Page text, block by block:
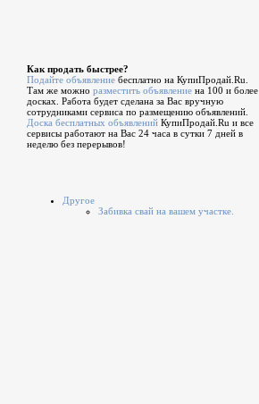
Как продать быстрее?
Подайте объявление бесплатно на КупиПродай.Ru.
Там же можно разместить объявление на 100 и более
досках. Работа будет сделана за Вас вручную
сотрудниками сервиса по размещению объявлений.
Доска бесплатных объявлений КупиПродай.Ru и все
сервисы работают на Вас 24 часа в сутки 7 дней в
неделю без перерывов!
Другое
Забивка свай на вашем участке.